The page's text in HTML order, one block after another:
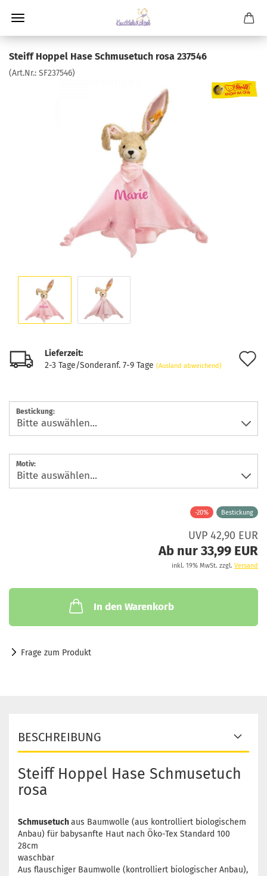
Steiff Hoppel Hase Schmusetuch rosa 237546
(Art.Nr.: SF237546)
Lieferzeit:
2-3 Tage/Sonderanf. 7-9 Tage (Ausland abweichend)
Bestickung:
Motiv:
-20% Bestickung
UVP 42,90 EUR
Ab nur 33,99 EUR
inkl. 19% MwSt. zzgl. Versand
In den Warenkorb
Frage zum Produkt
BESCHREIBUNG
Steiff Hoppel Hase Schmusetuch
rosa
Schmusetuchaus Baumwolle (aus kontrolliert biologischem
Anbau) für babysanfte Haut nach Öko-Tex Standard 100
28cm
waschbar
Aus flauschiger Baumwolle (kontrolliert biologischer Anbau),